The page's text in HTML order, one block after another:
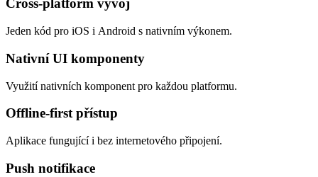
Cross-platform vývoj
Jeden kód pro iOS i Android s nativním výkonem.
Nativní UI komponenty
Využití nativních komponent pro každou platformu.
Offline-first přístup
Aplikace fungující i bez internetového připojení.
Push notifikace